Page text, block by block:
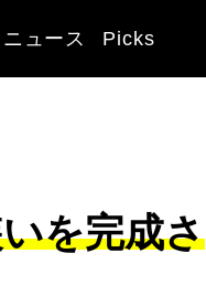
ニュース Picks
を完成さ